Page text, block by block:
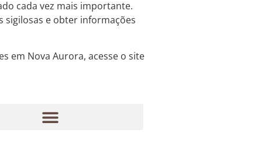
cada vez mais importante.
sigilosas e obter informações
em Nova Aurora, acesse o site